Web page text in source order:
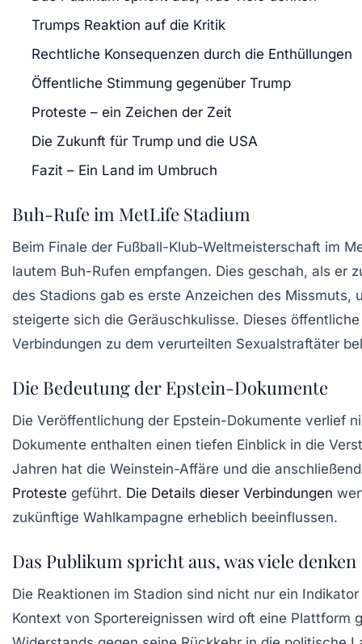
Trumps Reaktion auf die Kritik
Rechtliche Konsequenzen durch die Enthüllungen
Öffentliche Stimmung gegenüber Trump
Proteste – ein Zeichen der Zeit
Die Zukunft für Trump und die USA
Fazit – Ein Land im Umbruch
Buh-Rufe im MetLife Stadium
Beim Finale der Fußball-Klub-Weltmeisterschaft im
lautem Buh-Rufen empfangen. Dies geschah, als er
des Stadions gab es erste Anzeichen des
steigerte sich die Geräuschkulisse. Dieses
Verbindungen zu dem verurteilten Sexualstraftäter
Die Bedeutung der Epstein-Dokumente
Die Veröffentlichung der Epstein-Dokumente verlief
Dokumente enthalten einen tiefen Einblick in die
Jahren hat die Weinstein-Affäre und die
Proteste geführt. Die Details dieser Verbindungen
zukünftige Wahlkampagne erheblich beeinflussen.
Das Publikum spricht aus, was viele denken
Die Reaktionen im Stadion sind nicht nur ein
Kontext von Sportereignissen wird oft eine